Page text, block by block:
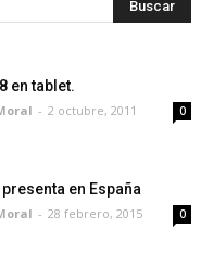
en tablet.
- 2 octubre, 2011 0
en España
- 28 febrero, 2015 0